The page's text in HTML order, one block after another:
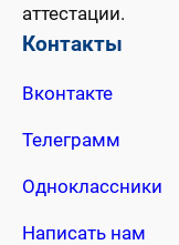
аттестации.
Контакты
Вконтакте
Телеграмм
Одноклассники
Написать нам